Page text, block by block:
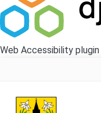
Web Accessibility plugin